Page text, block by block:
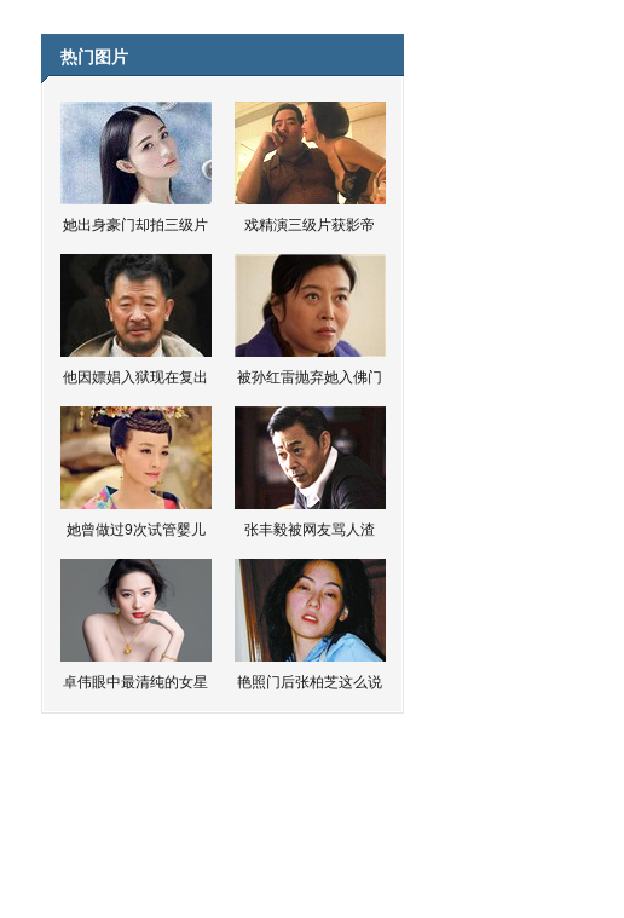
热门图片
她出身豪门却拍三级片 戏精演三级片获影帝
他因嫖娼入狱现在复出 被孙红雷抛弃她入佛门
她曾做过9次试管婴儿 张丰毅被网友骂人渣
卓伟眼中最清纯的女星 艳照门后张柏芝这么说